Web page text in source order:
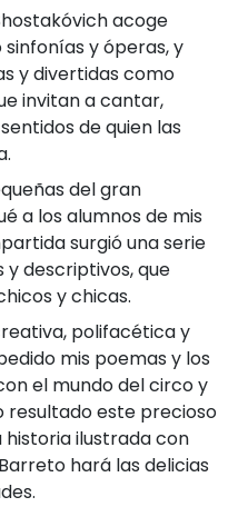
acoge
y óperas, y
y divertidas como
invitan a cantar,
de quien las
del gran
a los alumnos de mis
surgió una serie
descriptivos, que
y chicas.
polifacética y
mis poemas y los
el mundo del circo y
resultado este precioso
ilustrada con
hará las delicias